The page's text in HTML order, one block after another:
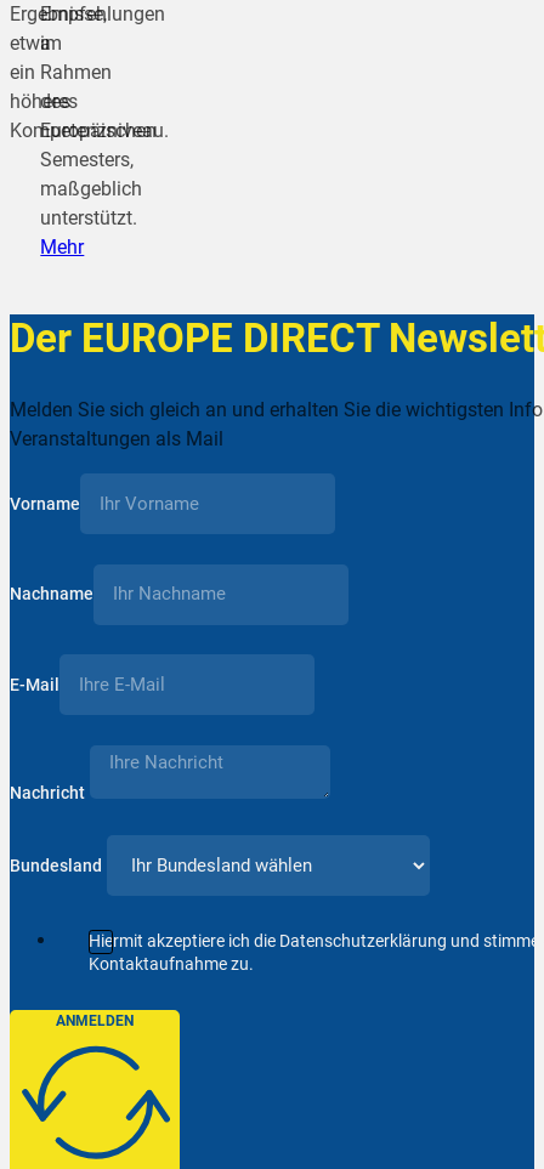
Ergebnisse,
etwa
ein
höheres
Kompetenzniveau.
Empfehlungen
im
Rahmen
des
Europäischen
Semesters,
maßgeblich
unterstützt.
Mehr
Der EUROPE DIRECT
Melden Sie sich gleich an und erhalten Sie die wichtigsten
Veranstaltungen als Mail
Vorname
Nachname
E-Mail
Nachricht
Bundesland
Hiermit akzeptiere ich die Datenschutzerklärung und
Kontaktaufnahme zu.
ANMELDEN